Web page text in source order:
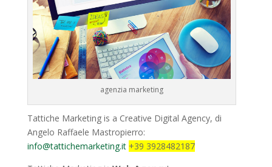
agenzia marketing
Tattiche Marketing is a Creative Digital Agency, di
Angelo Raffaele Mastropierro:
info@tattichemarketing.it +39 3928482187